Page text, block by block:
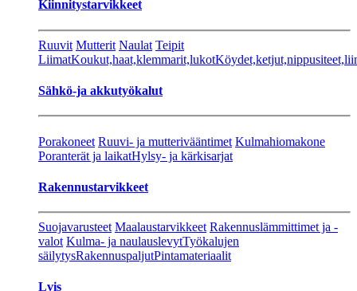
Kiinnitystarvikkeet
Ruuvit Mutterit Naulat Teipit
LiimatKoukut,haat,klemmarit,lukot
Sähkö-ja akkutyökalut
Porakoneet Ruuvi- ja mutterivääntimet Kulmahiomakone
Poranterät ja laikatHylsy- ja kärkisarjat
Rakennustarvikkeet
Suojavarusteet Maalaustarvikkeet Rakennuslämmittimet ja -
valot Kulma- ja naulauslevytTyökalujen
säilytysRakennuspaljutPintamateriaalit
Lvis